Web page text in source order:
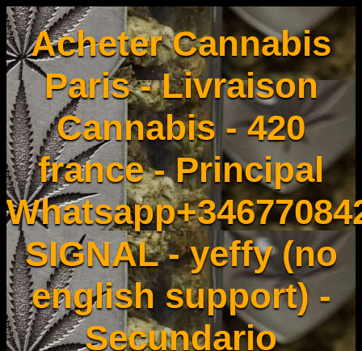
Acheter Cannabis
Paris - Livraison
Cannabis - 420
france - Principal
SIGNAL - yeffy (no
english support) -
Secundario